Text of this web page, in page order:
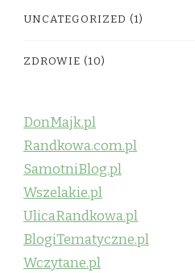
UNCATEGORIZED (1)
ZDROWIE (10)
DonMajk.pl
Randkowa.com.pl
SamotniBlog.pl
Wszelakie.pl
UlicaRandkowa.pl
BlogiTematyczne.pl
Wczytane.pl